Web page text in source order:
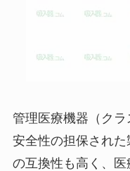
管理医療機器（クラ
安全性の担保され
の互換性も高く、